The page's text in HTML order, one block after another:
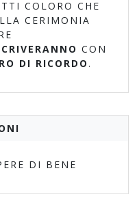
COLORO CHE
CERIMONIA
CON
DI RICORDO .
DI BENE